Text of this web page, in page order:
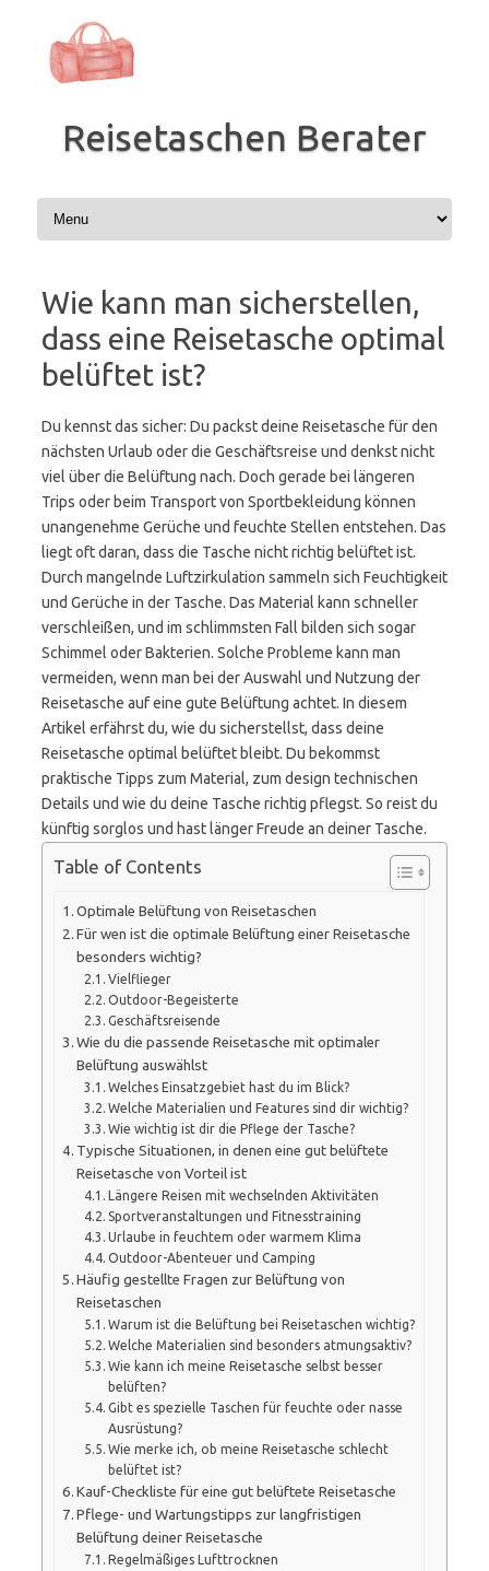
springen
Reisetaschen Berater
Wie kann man sicherstellen,
dass eine Reisetasche optimal
belüftet ist?
Du kennst das sicher: Du packst deine Reisetasche für den
nächsten Urlaub oder die Geschäftsreise und denkst nicht
viel über die Belüftung nach. Doch gerade bei längeren
Trips oder beim Transport von Sportbekleidung können
unangenehme Gerüche und feuchte Stellen entstehen. Das
liegt oft daran, dass die Tasche nicht richtig belüftet ist.
Durch mangelnde Luftzirkulation sammeln sich Feuchtigkeit
und Gerüche in der Tasche. Das Material kann schneller
verschleißen, und im schlimmsten Fall bilden sich sogar
Schimmel oder Bakterien. Solche Probleme kann man
vermeiden, wenn man bei der Auswahl und Nutzung der
Reisetasche auf eine gute Belüftung achtet. In diesem
Artikel erfährst du, wie du sicherstellst, dass deine
Reisetasche optimal belüftet bleibt. Du bekommst
praktische Tipps zum Material, zum design technischen
Details und wie du deine Tasche richtig pflegst. So reist du
künftig sorglos und hast länger Freude an deiner Tasche.
Table of Contents
Optimale Belüftung von Reisetaschen
Für wen ist die optimale Belüftung einer Reisetasche
besonders wichtig?
Vielflieger
Outdoor-Begeisterte
Geschäftsreisende
Wie du die passende Reisetasche mit optimaler
Belüftung auswählst
Welches Einsatzgebiet hast du im Blick?
Welche Materialien und Features sind dir wichtig?
Wie wichtig ist dir die Pflege der Tasche?
Typische Situationen, in denen eine gut belüftete
Reisetasche von Vorteil ist
Längere Reisen mit wechselnden Aktivitäten
Sportveranstaltungen und Fitnesstraining
Urlaube in feuchtem oder warmem Klima
Outdoor-Abenteuer und Camping
Häufig gestellte Fragen zur Belüftung von
Reisetaschen
Warum ist die Belüftung bei Reisetaschen wichtig?
Welche Materialien sind besonders atmungsaktiv?
Wie kann ich meine Reisetasche selbst besser
belüften?
Gibt es spezielle Taschen für feuchte oder nasse
Ausrüstung?
Wie merke ich, ob meine Reisetasche schlecht
belüftet ist?
Kauf-Checkliste für eine gut belüftete Reisetasche
Pflege- und Wartungstipps zur langfristigen
Belüftung deiner Reisetasche
Regelmäßiges Lufttrocknen